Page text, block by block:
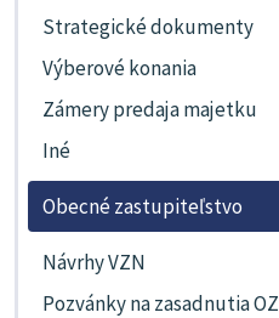
Strategické dokumenty
Výberové konania
Zámery predaja majetku
Iné
Obecné zastupiteľstvo
Návrhy VZN
Pozvánky na zasadnutia OZ